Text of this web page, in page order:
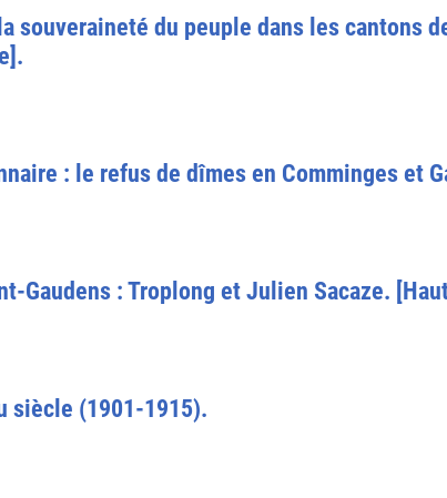
souveraineté du peuple dans les cantons
: le refus de dîmes en Comminges et
Gaudens : Troplong et Julien Sacaze.
siècle (1901-1915).